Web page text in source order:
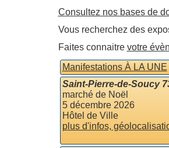
Consultez nos bases de
Vous recherchez des
Faites connaitre votre
Manifestations À LA UNE
Saint-Pierre-de-Soucy
marché de Noël
5 décembre 2026
Hôtel de Ville
plus d'infos,